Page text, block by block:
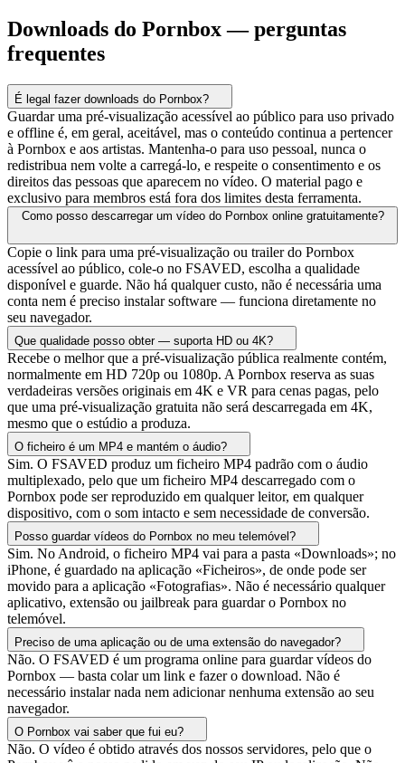
Downloads do Pornbox — perguntas
frequentes
É legal fazer downloads do Pornbox?
Guardar uma pré-visualização acessível ao público para uso privado
e offline é, em geral, aceitável, mas o conteúdo continua a pertencer
à Pornbox e aos artistas. Mantenha-o para uso pessoal, nunca o
redistribua nem volte a carregá-lo, e respeite o consentimento e os
direitos das pessoas que aparecem no vídeo. O material pago e
exclusivo para membros está fora dos limites desta ferramenta.
Como posso descarregar um vídeo do Pornbox online gratuitamente?
Copie o link para uma pré-visualização ou trailer do Pornbox
acessível ao público, cole-o no FSAVED, escolha a qualidade
disponível e guarde. Não há qualquer custo, não é necessária uma
conta nem é preciso instalar software — funciona diretamente no
seu navegador.
Que qualidade posso obter — suporta HD ou 4K?
Recebe o melhor que a pré-visualização pública realmente contém,
normalmente em HD 720p ou 1080p. A Pornbox reserva as suas
verdadeiras versões originais em 4K e VR para cenas pagas, pelo
que uma pré-visualização gratuita não será descarregada em 4K,
mesmo que o estúdio a produza.
O ficheiro é um MP4 e mantém o áudio?
Sim. O FSAVED produz um ficheiro MP4 padrão com o áudio
multiplexado, pelo que um ficheiro MP4 descarregado com o
Pornbox pode ser reproduzido em qualquer leitor, em qualquer
dispositivo, com o som intacto e sem necessidade de conversão.
Posso guardar vídeos do Pornbox no meu telemóvel?
Sim. No Android, o ficheiro MP4 vai para a pasta «Downloads»; no
iPhone, é guardado na aplicação «Ficheiros», de onde pode ser
movido para a aplicação «Fotografias». Não é necessário qualquer
aplicativo, extensão ou jailbreak para guardar o Pornbox no
telemóvel.
Preciso de uma aplicação ou de uma extensão do navegador?
Não. O FSAVED é um programa online para guardar vídeos do
Pornbox — basta colar um link e fazer o download. Não é
necessário instalar nada nem adicionar nenhuma extensão ao seu
navegador.
O Pornbox vai saber que fui eu?
Não. O vídeo é obtido através dos nossos servidores, pelo que o